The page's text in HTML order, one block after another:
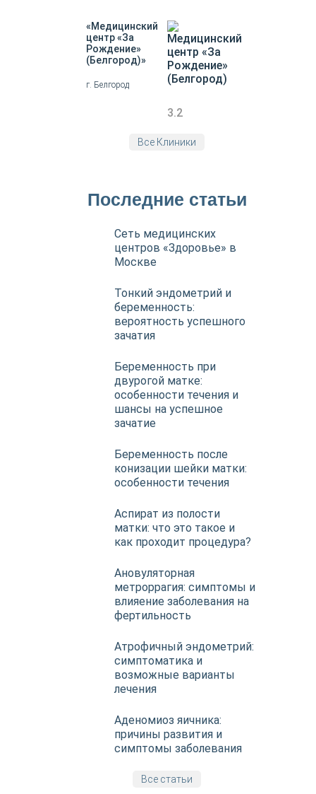
3.2
«Медицинский
центр «За
Рождение»
(Белгород)»
г. Белгород
Все Клиники
Последние статьи
Сеть медицинских
центров «Здоровье» в
Москве
Тонкий эндометрий и
беременность:
вероятность успешного
зачатия
Беременность при
двурогой матке:
особенности течения и
шансы на успешное
зачатие
Беременность после
конизации шейки матки:
особенности течения
Аспират из полости
матки: что это такое и
как проходит процедура?
Ановуляторная
метроррагия: симптомы и
влияение заболевания на
фертильность
Атрофичный эндометрий:
симптоматика и
возможные варианты
лечения
Аденомиоз яичника:
причины развития и
симптомы заболевания
Все статьи